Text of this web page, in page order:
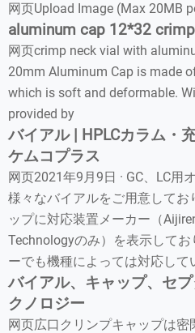
网页Upload Image (Max 20MB
aluminum cap 12*32
网页crimp neck vial with
20mm Aluminum Cap is made
which is soft and deformable.
provided by
バイアル | HPLCカラム・
ケムコプラス
网页2021年9月9日 · GC、LC用
様々なバイアルをご用意してお
ップに対応装置メーカー（
Technologyのみ）を表示して
ーでも機種によっては対応して
バイアル、キャップ、セ
クノロジー
网页広口クリンプキャップは密